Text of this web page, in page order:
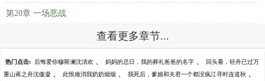
第20章 一场恶战
查看更多章节...
热门点击: 后悔爱你穆斯澜沈清欢 、 妈妈的忌日，我的葬礼爸爸的名字 、 回头看，轻舟已过万
重山蒋之舟沈傲凝 、 此恨难消我奶奶烟烟 、 我死后，爹娘和夫君一个都没疯江寻时连道秋 、